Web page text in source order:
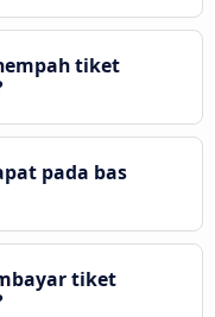
tiket
pada bas
tiket